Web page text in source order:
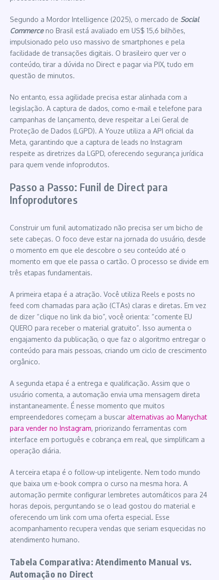
Segundo a Mordor Intelligence (2025), o mercado de Social
Commerceno Brasil está avaliado em US$ 15,6 bilhões,
impulsionado pelo uso massivo de smartphones e pela
facilidade de transações digitais. O brasileiro quer ver o
conteúdo, tirar a dúvida no Direct e pagar via PIX, tudo em
questão de minutos.
No entanto, essa agilidade precisa estar alinhada com a
legislação. A captura de dados, como e-mail e telefone para
campanhas de lançamento, deve respeitar a Lei Geral de
Proteção de Dados (LGPD). A Youze utiliza a API oficial da
Meta, garantindo que a captura de leads no Instagram
respeite as diretrizes da LGPD, oferecendo segurança jurídica
para quem vende infoprodutos.
Passo a Passo: Funil de Direct para
Infoprodutores
Construir um funil automatizado não precisa ser um bicho de
sete cabeças. O foco deve estar na jornada do usuário, desde
o momento em que ele descobre o seu conteúdo até o
momento em que ele passa o cartão. O processo se divide em
três etapas fundamentais.
A primeira etapa é a atração. Você utiliza Reels e posts no
feed com chamadas para ação (CTAs) claras e diretas. Em vez
de dizer “clique no link da bio”, você orienta: “comente EU
QUERO para receber o material gratuito”. Isso aumenta o
engajamento da publicação, o que faz o algoritmo entregar o
conteúdo para mais pessoas, criando um ciclo de crescimento
orgânico.
A segunda etapa é a entrega e qualificação. Assim que o
usuário comenta, a automação envia uma mensagem direta
instantaneamente. É nesse momento que muitos
empreendedores começam a buscar alternativas ao Manychat
para vender no Instagram, priorizando ferramentas com
interface em português e cobrança em real, que simplificam a
operação diária.
A terceira etapa é o follow-up inteligente. Nem todo mundo
que baixa um e-book compra o curso na mesma hora. A
automação permite configurar lembretes automáticos para 24
horas depois, perguntando se o lead gostou do material e
oferecendo um link com uma oferta especial. Esse
acompanhamento recupera vendas que seriam esquecidas no
atendimento humano.
Tabela Comparativa: Atendimento Manual vs.
Automação no Direct